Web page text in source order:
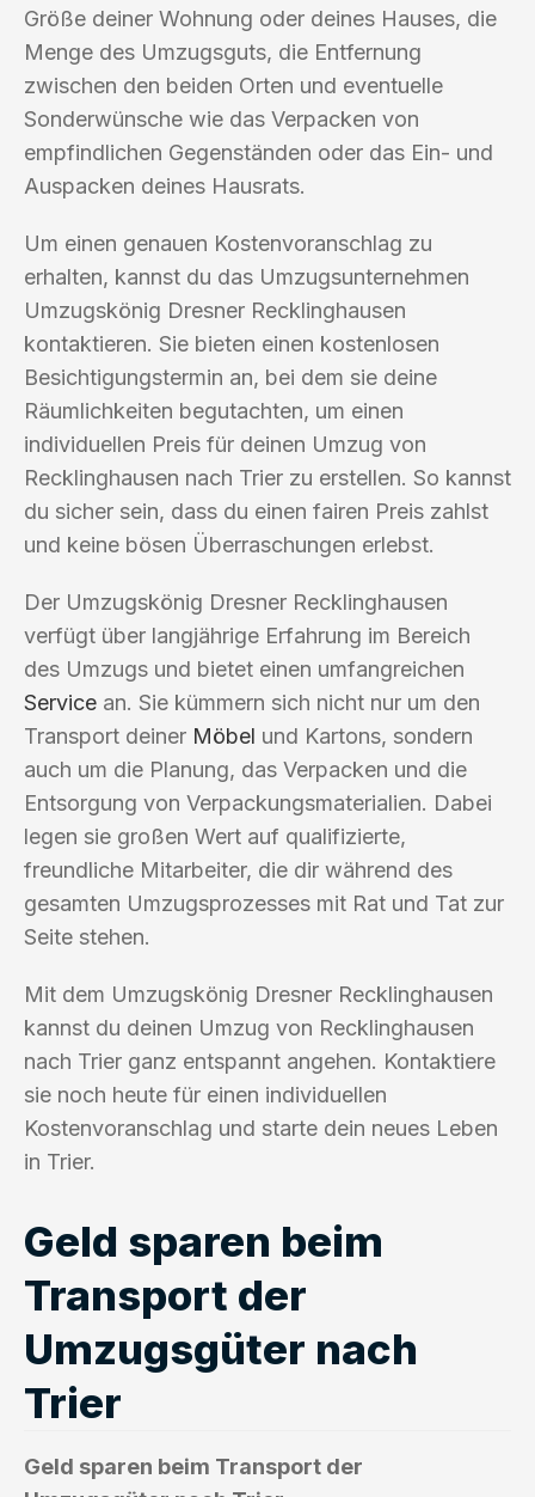
Größe deiner Wohnung oder deines Hauses, die
Menge des Umzugsguts, die Entfernung
zwischen den beiden Orten und eventuelle
Sonderwünsche wie das Verpacken von
empfindlichen Gegenständen oder das Ein- und
Auspacken deines Hausrats.
Um einen genauen Kostenvoranschlag zu
erhalten, kannst du das Umzugsunternehmen
Umzugskönig Dresner Recklinghausen
kontaktieren. Sie bieten einen kostenlosen
Besichtigungstermin an, bei dem sie deine
Räumlichkeiten begutachten, um einen
individuellen Preis für deinen Umzug von
Recklinghausen nach Trier zu erstellen. So kannst
du sicher sein, dass du einen fairen Preis zahlst
und keine bösen Überraschungen erlebst.
Der Umzugskönig Dresner Recklinghausen
verfügt über langjährige Erfahrung im Bereich
des Umzugs und bietet einen umfangreichen
Service an. Sie kümmern sich nicht nur um den
Transport deiner Möbel und Kartons, sondern
auch um die Planung, das Verpacken und die
Entsorgung von Verpackungsmaterialien. Dabei
legen sie großen Wert auf qualifizierte,
freundliche Mitarbeiter, die dir während des
gesamten Umzugsprozesses mit Rat und Tat zur
Seite stehen.
Mit dem Umzugskönig Dresner Recklinghausen
kannst du deinen Umzug von Recklinghausen
nach Trier ganz entspannt angehen. Kontaktiere
sie noch heute für einen individuellen
Kostenvoranschlag und starte dein neues Leben
in Trier.
Geld sparen beim
Transport der
Umzugsgüter nach
Trier
Geld sparen beim Transport der